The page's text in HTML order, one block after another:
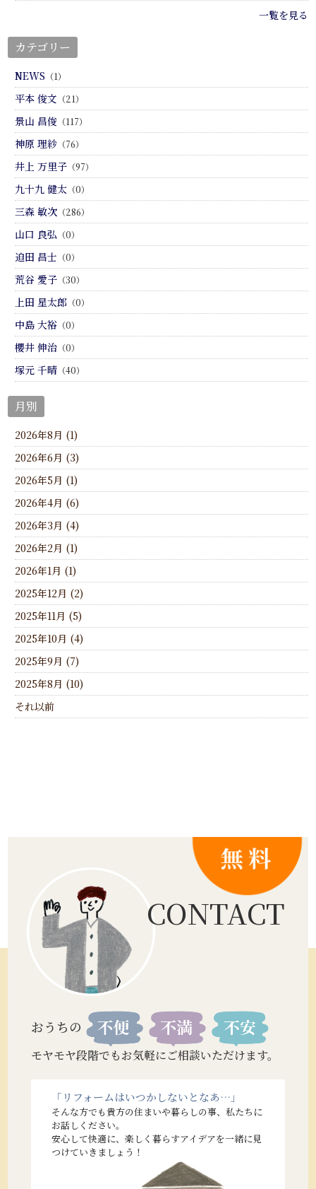
一覧を見る
カテゴリー
NEWS （1）
平本 俊文 （21）
景山 昌俊 （117）
神原 理紗 （76）
井上 万里子 （97）
九十九 健太 （0）
三森 敏次 （286）
山口 良弘 （0）
迫田 昌士 （0）
荒谷 愛子 （30）
上田 星太郎 （0）
中島 大裕 （0）
櫻井 伸治 （0）
塚元 千晴 （40）
月別
2026年8月 (1)
2026年6月 (3)
2026年5月 (1)
2026年4月 (6)
2026年3月 (4)
2026年2月 (1)
2026年1月 (1)
2025年12月 (2)
2025年11月 (5)
2025年10月 (4)
2025年9月 (7)
2025年8月 (10)
それ以前
CONTACT
おうちの
モヤモヤ段階でもお気軽にご相談いただけます。
「リフォームはいつかしないとなあ…」
そんな方でも貴方の住まいや暮らしの事、私たちに
お話しください。
安心して快適に、楽しく暮らすアイデアを一緒に見
つけていきましょう！